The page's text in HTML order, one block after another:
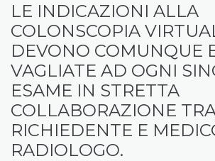
LE INDICAZIONI ALLA
COLONSCOPIA
DEVONO COMUNQUE
VAGLIATE AD OGNI
ESAME IN STRETTA
COLLABORAZIONE
RICHIEDENTE E
RADIOLOGO.